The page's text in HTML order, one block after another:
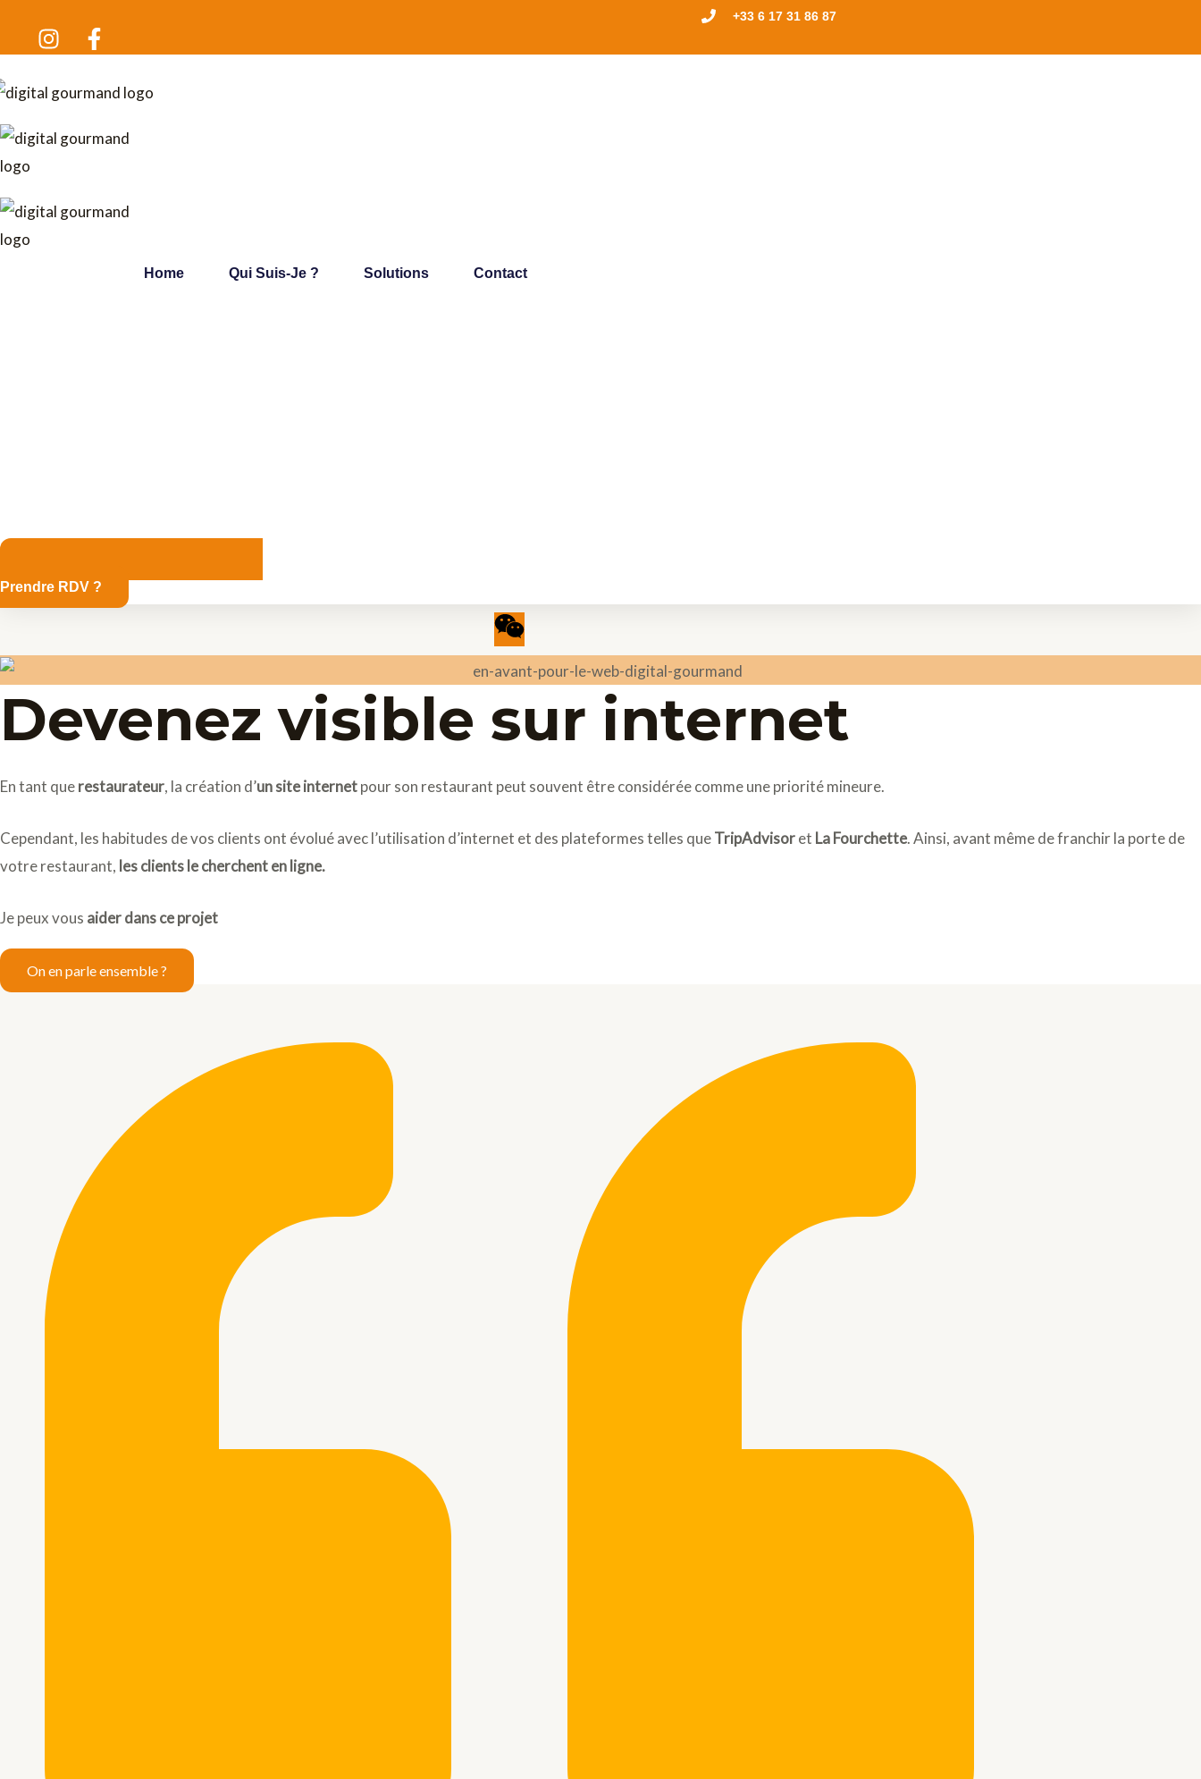
+33 6 17 31 86 87
Home Qui Suis-Je ? Solutions Contact
Prendre RDV ?
Devenez visible sur internet
En tant querestaurateur, la création d’un site internetpour son restaurant peut souvent être considérée comme une priorité mineure.
Cependant, les habitudes de vos clients ont évolué avec l’utilisation d’internet et des plateformes telles queTripAdvisoret La Fourchette. Ainsi, avant même de franchir la porte de
votre restaurant, les clients le cherchent en ligne.
Je peux vous aider dans ce projet
On en parle ensemble ?